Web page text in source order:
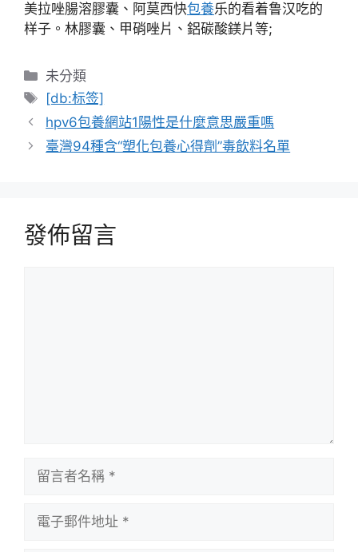
美拉唑腸溶膠囊、阿莫西快包養乐的看着鲁汉吃的
样子。林膠囊、甲硝唑片、鋁碳酸鎂片等;
分
類
未分類
標
籤
[db:标签]
hpv6包養網站1陽性是什麼意思嚴重嗎
臺灣94種含“塑化包養心得劑”毒飲料名單
發佈留言